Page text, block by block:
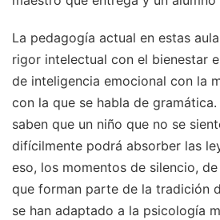
La pedagogía actual en estas
rigor intelectual con el bienestar
de inteligencia emocional con la
con la que se habla de
saben que un niño que no se
difícilmente podrá absorber las
eso, los momentos de silencio,
que forman parte de la tradición
se han adaptado a la psicología